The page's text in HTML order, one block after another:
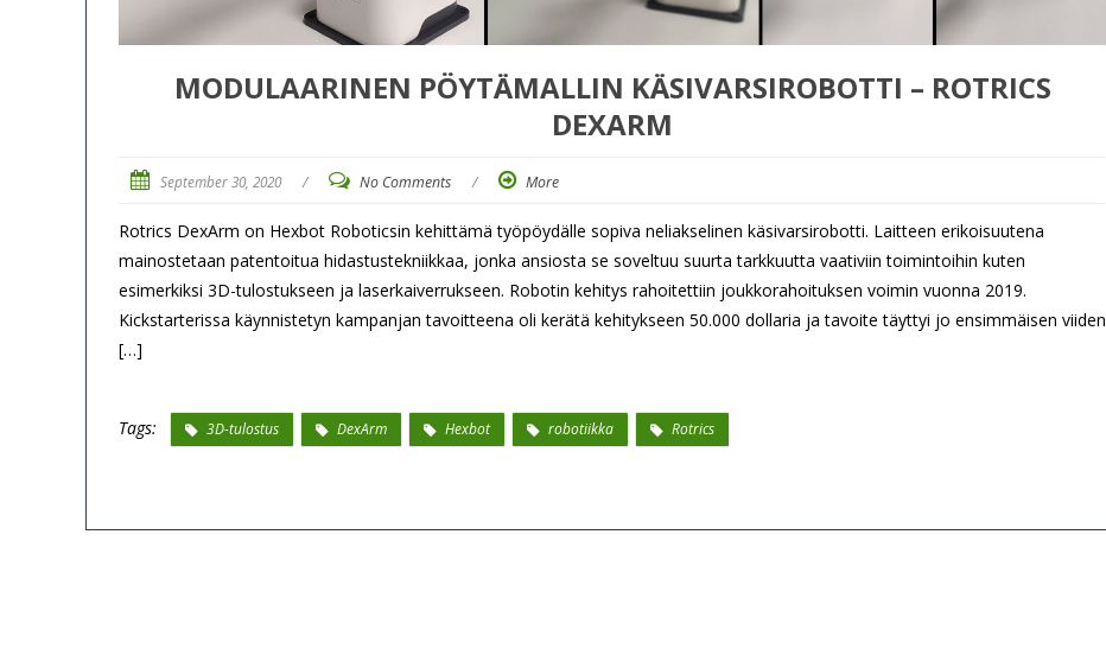
MODULAARINEN PÖYTÄMALLIN KÄSIVARSIROBOTTI – ROTRICS
DEXARM
September 30, 2020 / No Comments / More
Rotrics DexArm on Hexbot Roboticsin kehittämä työpöydälle sopiva neliakselinen käsivarsirobotti. Laitteen erikoisuutena
mainostetaan patentoitua hidastustekniikkaa, jonka ansiosta se soveltuu suurta tarkkuutta vaativiin toimintoihin kuten
esimerkiksi 3D-tulostukseen ja laserkaiverrukseen. Robotin kehitys rahoitettiin joukkorahoituksen voimin vuonna 2019.
Kickstarterissa käynnistetyn kampanjan tavoitteena oli kerätä kehitykseen 50.000 dollaria ja tavoite täyttyi jo ensimmäisen viiden
[…]
Tags: 3D-tulostus DexArm Hexbot robotiikka Rotrics